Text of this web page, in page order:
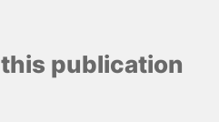
publication